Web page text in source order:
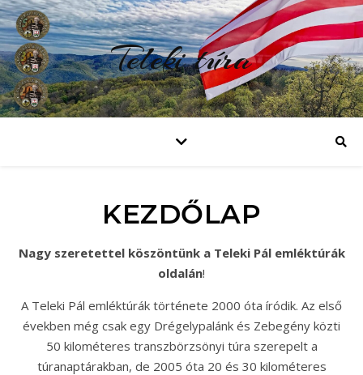
Teleki túra
KEZDŐLAP
Nagy szeretettel köszöntünk a Teleki Pál emléktúrák
oldalán!
A Teleki Pál emléktúrák története 2000 óta íródik. Az első
években még csak egy Drégelypalánk és Zebegény közti
50 kilométeres transzbörzsönyi túra szerepelt a
túranaptárakban, de 2005 óta 20 és 30 kilométeres